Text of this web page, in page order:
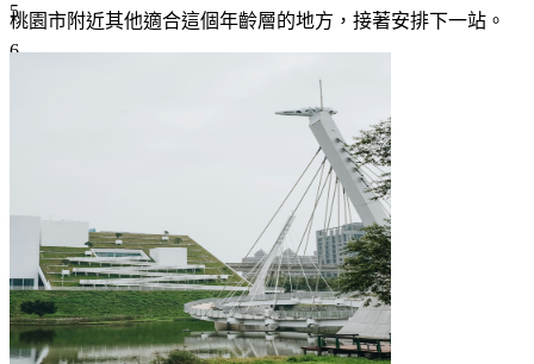
5
6
桃園市附近其他適合這個年齡層的地方，接著安排下一站。